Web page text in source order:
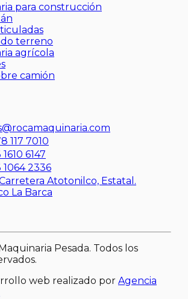
para construcción
terreno
agrícola
camión
117 7010
6147
1064 2336
Atotonilco, Estatal.
La Barca
Pesada. Todos los
web realizado por Agencia